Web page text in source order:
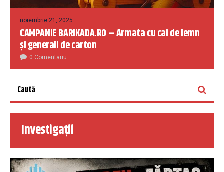
noiembrie 21, 2025
CAMPANIE BARIKADA.RO – Armata cu cai de lemn
și generali de carton
0 Comentariu
Investigații